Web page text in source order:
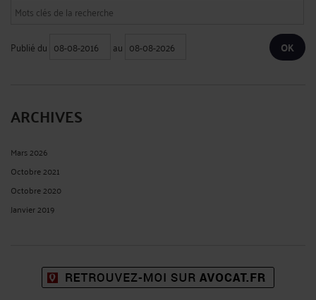
Publié du au
ARCHIVES
Mars 2026
Octobre 2021
Octobre 2020
Janvier 2019